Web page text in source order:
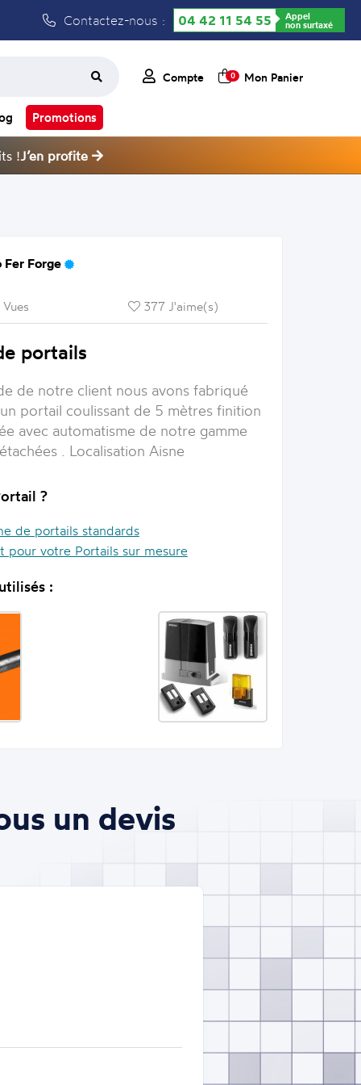
Contactez-nous : 04 42 11 54 55 Appel
non surtaxé
Compte 0 Mon Panier
Promotions
!J’en profite
Fer Forge
377 J'aime(s)
portails
de notre client nous avons fabriqué
portail coulissant de 5 mètres finition
avec automatisme de notre gamme
. Localisation Aisne
?
de portails standards
pour votre Portails sur mesure
:
un devis